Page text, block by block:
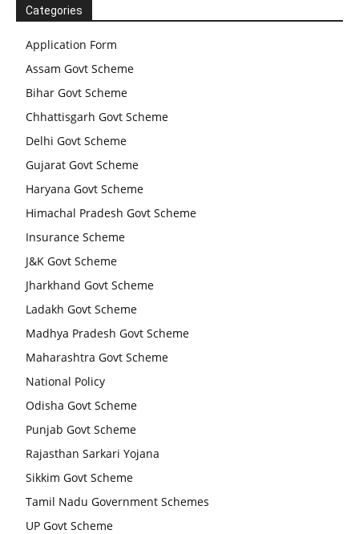
Categories
Application Form
Assam Govt Scheme
Bihar Govt Scheme
Chhattisgarh Govt Scheme
Delhi Govt Scheme
Gujarat Govt Scheme
Haryana Govt Scheme
Himachal Pradesh Govt Scheme
Insurance Scheme
J&K Govt Scheme
Jharkhand Govt Scheme
Ladakh Govt Scheme
Madhya Pradesh Govt Scheme
Maharashtra Govt Scheme
National Policy
Odisha Govt Scheme
Punjab Govt Scheme
Rajasthan Sarkari Yojana
Sikkim Govt Scheme
Tamil Nadu Government Schemes
UP Govt Scheme